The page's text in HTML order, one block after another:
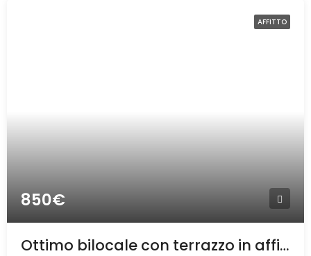
AFFITTO
850€
Ottimo bilocale con terrazzo in affitto in centro a Bollate